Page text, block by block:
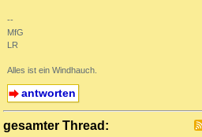
--
MfG
LR
Alles ist ein Windhauch.
antworten
gesamter Thread: